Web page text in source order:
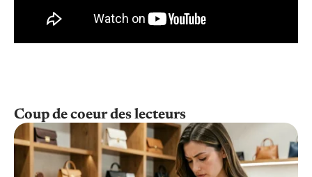
Coup de coeur des lecteurs